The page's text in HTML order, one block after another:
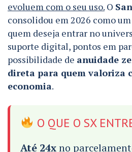
evoluem com o seu uso. O
consolidou em 2026 como
quem deseja entrar no
suporte digital, pontos em
possibilidade de anuidade
direta para quem valoriza
economia.
O QUE O SX
Até 24xno